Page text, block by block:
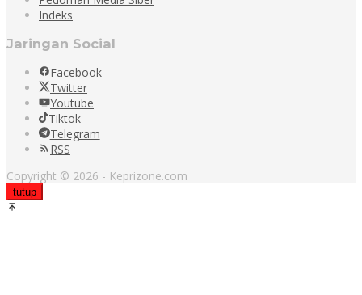
Indeks
Jaringan Social
Facebook
Twitter
Youtube
Tiktok
Telegram
RSS
Copyright © 2026 - Keprizone.com
tutup